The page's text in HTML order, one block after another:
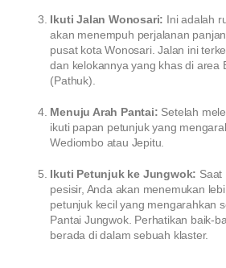
Ikuti Jalan Wonosari: Ini adalah
akan menempuh perjalanan
pusat kota Wonosari. Jalan ini
dan kelokannya yang khas di area
(Pathuk).
Menuju Arah Pantai: Setelah
ikuti papan petunjuk yang
Wediombo atau Jepitu.
Ikuti Petunjuk ke Jungwok: Saat
pesisir, Anda akan menemukan
petunjuk kecil yang mengarahkan
Pantai Jungwok. Perhatikan baik-
berada di dalam sebuah klaster.